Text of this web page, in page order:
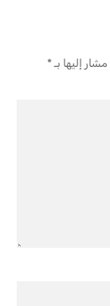
إليها بـ*